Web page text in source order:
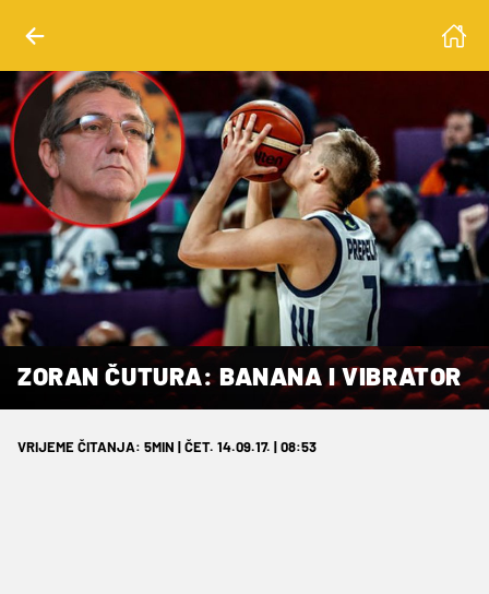
ZORAN ČUTURA: BANANA I VIBRATOR
VRIJEME ČITANJA: 5MIN | ČET. 14.09.17. | 08:53